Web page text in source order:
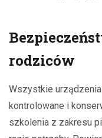
rodziców
Wszystkie
kontrolowane i
szkolenia z zakresu